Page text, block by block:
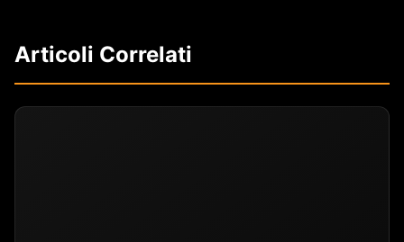
Articoli Correlati